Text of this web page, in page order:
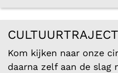
CULTUURTRAJECT
Kom kijken naar onze
daarna zelf aan de slag